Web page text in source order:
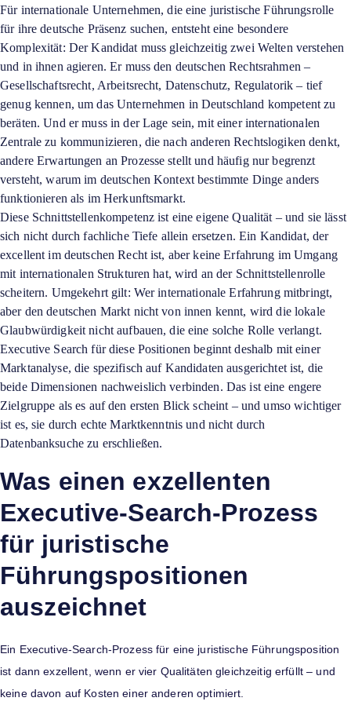
Für internationale Unternehmen, die eine juristische Führungsrolle
für ihre deutsche Präsenz suchen, entsteht eine besondere
Komplexität: Der Kandidat muss gleichzeitig zwei Welten verstehen
und in ihnen agieren. Er muss den deutschen Rechtsrahmen –
Gesellschaftsrecht, Arbeitsrecht, Datenschutz, Regulatorik – tief
genug kennen, um das Unternehmen in Deutschland kompetent zu
beräten. Und er muss in der Lage sein, mit einer internationalen
Zentrale zu kommunizieren, die nach anderen Rechtslogiken denkt,
andere Erwartungen an Prozesse stellt und häufig nur begrenzt
versteht, warum im deutschen Kontext bestimmte Dinge anders
funktionieren als im Herkunftsmarkt.
Diese Schnittstellenkompetenz ist eine eigene Qualität – und sie lässt
sich nicht durch fachliche Tiefe allein ersetzen. Ein Kandidat, der
excellent im deutschen Recht ist, aber keine Erfahrung im Umgang
mit internationalen Strukturen hat, wird an der Schnittstellenrolle
scheitern. Umgekehrt gilt: Wer internationale Erfahrung mitbringt,
aber den deutschen Markt nicht von innen kennt, wird die lokale
Glaubwürdigkeit nicht aufbauen, die eine solche Rolle verlangt.
Executive Search für diese Positionen beginnt deshalb mit einer
Marktanalyse, die spezifisch auf Kandidaten ausgerichtet ist, die
beide Dimensionen nachweislich verbinden. Das ist eine engere
Zielgruppe als es auf den ersten Blick scheint – und umso wichtiger
ist es, sie durch echte Marktkenntnis und nicht durch
Datenbanksuche zu erschließen.
Was einen exzellenten
Executive-Search-Prozess
für juristische
Führungspositionen
auszeichnet
Ein Executive-Search-Prozess für eine juristische Führungsposition
ist dann exzellent, wenn er vier Qualitäten gleichzeitig erfüllt – und
keine davon auf Kosten einer anderen optimiert.